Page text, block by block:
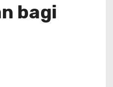
bagi